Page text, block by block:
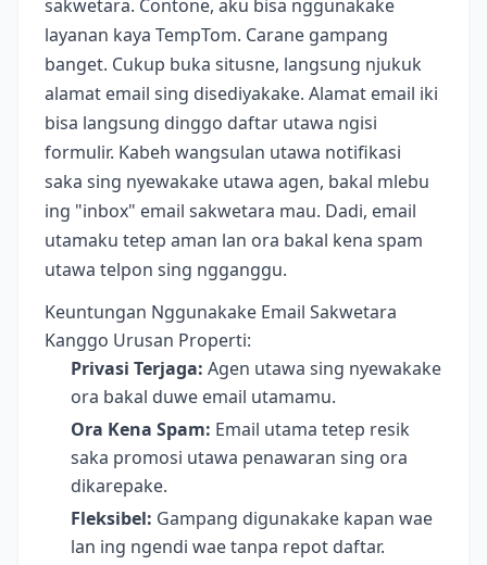
sakwetara. Contone, aku bisa nggunakake
layanan kaya TempTom. Carane gampang
banget. Cukup buka situsne, langsung njukuk
alamat email sing disediyakake. Alamat email iki
bisa langsung dinggo daftar utawa ngisi
formulir. Kabeh wangsulan utawa notifikasi
saka sing nyewakake utawa agen, bakal mlebu
ing "inbox" email sakwetara mau. Dadi, email
utamaku tetep aman lan ora bakal kena spam
utawa telpon sing ngganggu.
Keuntungan Nggunakake Email Sakwetara
Kanggo Urusan Properti:
Privasi Terjaga: Agen utawa sing nyewakake
ora bakal duwe email utamamu.
Ora Kena Spam: Email utama tetep resik
saka promosi utawa penawaran sing ora
dikarepake.
Fleksibel: Gampang digunakake kapan wae
lan ing ngendi wae tanpa repot daftar.